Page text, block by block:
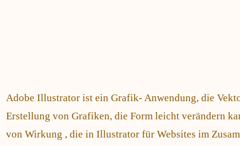
Adobe Illustrator ist ein Grafik- Anwendung, die
Erstellung von Grafiken, die Form leicht verändern
von Wirkung , die in Illustrator für Websites im